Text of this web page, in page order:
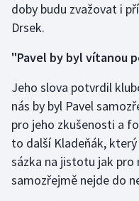
Krasobruslení
Lezení
Lyže a snowboard
Moderní pětiboj
Motorsport
Olympijské hry
doby budu zvažovat i
Drsek.
"Pavel by byl vítanou
Jeho slova potvrdil
nás by byl Pavel
pro jeho zkušenosti a
to další Kladeňák,
sázka na jistotu jak pro
samozřejmě nejde do